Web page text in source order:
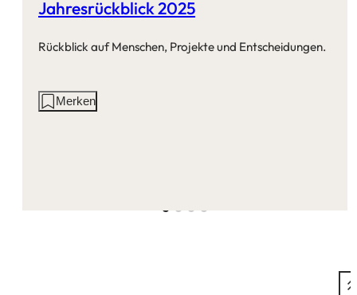
Jahresrückblick 2025
Rückblick auf Menschen, Projekte und Entscheidungen.
AktionenMerken